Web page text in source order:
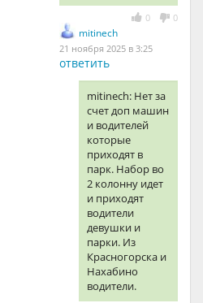
0 0
mitinech
21 ноября 2025 в 3:25
ответить
mitinech: Нет за
счет доп машин
и водителей
которые
приходят в
парк. Набор во
2 колонну идет
и приходят
водители
девушки и
парки. Из
Красногорска и
Нахабино
водители.